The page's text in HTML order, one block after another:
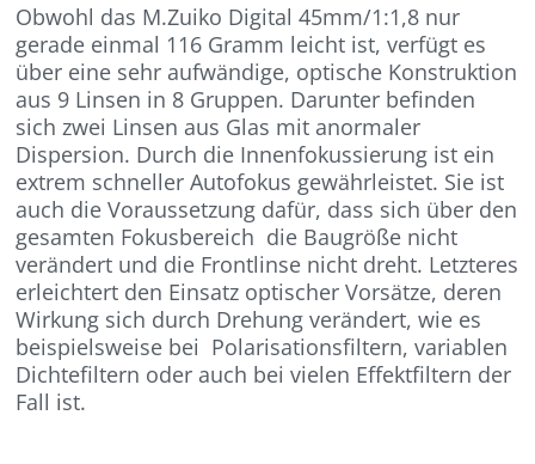
Obwohl das M.Zuiko Digital 45mm/1:1,8 nur
gerade einmal 116 Gramm leicht ist, verfügt es
über eine sehr aufwändige, optische Konstruktion
aus 9 Linsen in 8 Gruppen. Darunter befinden
sich zwei Linsen aus Glas mit anormaler
Dispersion. Durch die Innenfokussierung ist ein
extrem schneller Autofokus gewährleistet. Sie ist
auch die Voraussetzung dafür, dass sich über den
gesamten Fokusbereich die Baugröße nicht
verändert und die Frontlinse nicht dreht. Letzteres
erleichtert den Einsatz optischer Vorsätze, deren
Wirkung sich durch Drehung verändert, wie es
beispielsweise bei Polarisationsfiltern, variablen
Dichtefiltern oder auch bei vielen Effektfiltern der
Fall ist.